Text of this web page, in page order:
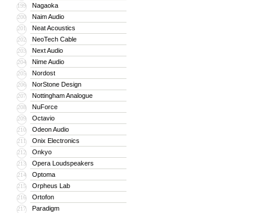
199 Nagaoka
200 Naim Audio
201 Neat Acoustics
202 NeoTech Cable
203 Next Audio
204 Nime Audio
205 Nordost
206 NorStone Design
207 Nottingham Analogue
208 NuForce
209 Octavio
210 Odeon Audio
211 Onix Electronics
212 Onkyo
213 Opera Loudspeakers
214 Optoma
215 Orpheus Lab
216 Ortofon
217 Paradigm